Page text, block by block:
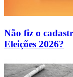
Não fiz o
Eleições 2026?